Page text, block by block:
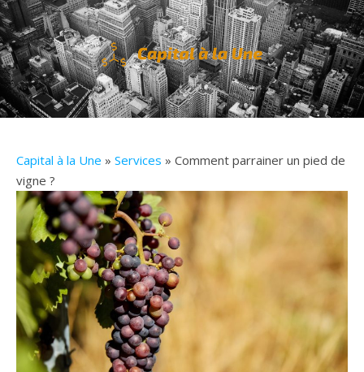
Capital à la Une » Services » Comment parrainer un pied de
vigne ?